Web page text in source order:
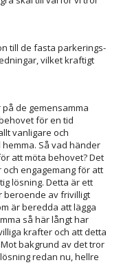
till de fasta parkerings-
vilket kraftigt
de gemensamma
för en tid
vanligare och
Så vad händer
att möta behovet? Det
engagemang för att
lösning. Detta är ett
beroende av frivilligt
är beredda att lägga
så här långt har
krafter och att detta
bakgrund av det tror
redan nu, hellre